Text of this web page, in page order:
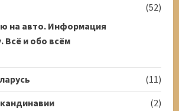
(52)
на авто. Информация
Всё и обо всём
(11)
(2)